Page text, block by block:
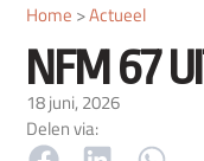
Home >Actueel
NFM 67
18 juni, 2026
Delen via: